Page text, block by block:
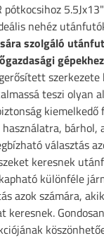
pótkocsihoz
nehéz
szolgáló
teszi olyan
kiemelkedő
bárhol,
választás
keresnek
különféle
azok számára,
keresnek.